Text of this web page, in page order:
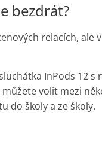
bezdrát?
relacích,
InPods 12
volit mezi
do školy a ze školy.